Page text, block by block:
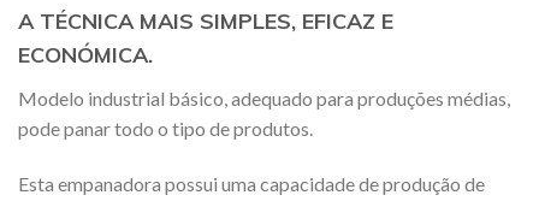
A TÉCNICA MAIS SIMPLES, EFICAZ E
ECONÓMICA.
Modelo industrial básico, adequado para produções médias,
pode panar todo o tipo de produtos.
Esta empanadora possui uma capacidade de produção de